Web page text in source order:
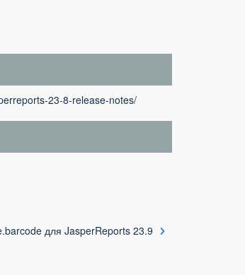
23-8-release-notes/
для JasperReports 23.9